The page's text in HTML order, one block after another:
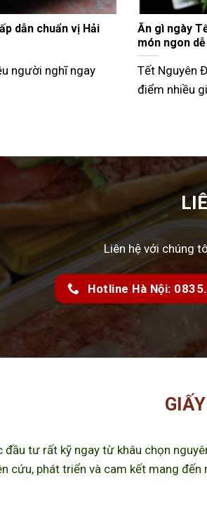
không dầu giòn
bánh mì que bằng
Gợi ý các
Tết Nguyên
thời điểm
Liên hệ với chúng
Hotline Hà Nội:
tư rất kỹ ngay từ khâu chọn
cứu, phát triển và cam kết mang